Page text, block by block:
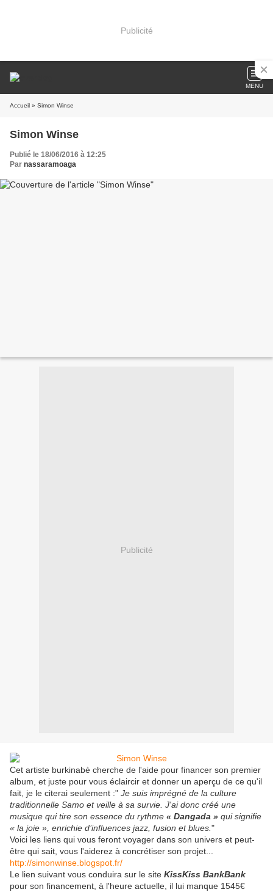
Publicité
MENU
Accueil » Simon Winse
Simon Winse
Publié le 18/06/2016 à 12:25
Par nassaramoaga
Publicité
Cet artiste burkinabè cherche de l'aide pour financer son premier
album, et juste pour vous éclaircir et donner un aperçu de ce qu'il
fait, je le citerai seulement :" Je suis imprégné de la culture
traditionnelle Samo et veille à sa survie. J'ai donc créé une
musique qui tire son essence du rythme « Dangada » qui signifie
« la joie », enrichie d’influences jazz, fusion et blues. "
Voici les liens qui vous feront voyager dans son univers et peut-
être qui sait, vous l'aiderez à concrétiser son projet...
http://simonwinse.blogspot.fr/
Le lien suivant vous conduira sur le site KissKiss BankBank
pour son financement, à l'heure actuelle, il lui manque 1545€